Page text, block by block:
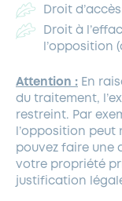
Droit
Droit à
l’opposition
Attention : En
du traitement,
restreint. Par
l’opposition peut
pouvez faire une
votre propriété
justification